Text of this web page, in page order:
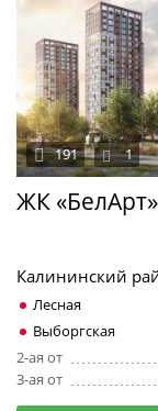
ЖК «БелАрт»
191 1
Калининский
Лесная
Выборгская
2-ая от
3-ая от